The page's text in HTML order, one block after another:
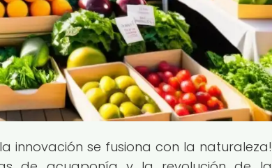
innovación se fusiona con la naturaleza!